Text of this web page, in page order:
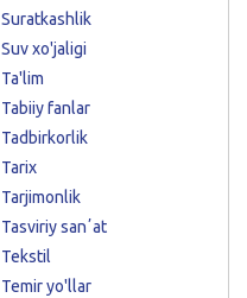
Suratkashlik
Suv xo'jaligi
Ta'lim
Tabiiy fanlar
Tadbirkorlik
Tarix
Tarjimonlik
Tasviriy sanʼat
Tekstil
Temir yo'llar